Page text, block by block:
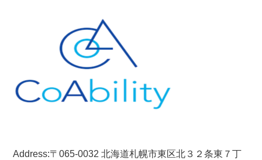
Address:〒065-0032 北海道札幌市東区北３２条東７丁